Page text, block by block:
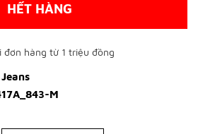
HẾT HÀNG
hàng từ 1 triệu đồng
M